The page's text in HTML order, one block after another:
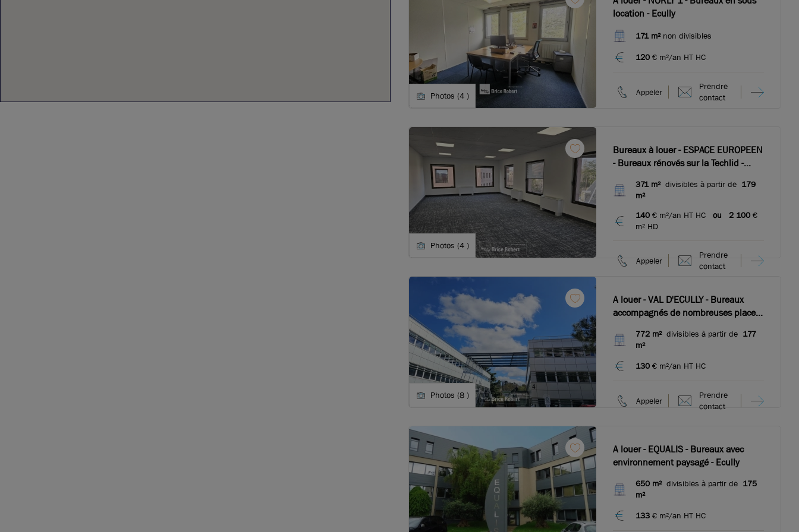
Photos (4 )
location - Ecully
171 m²non divisibles
120 € m²/an HT HC
Appeler
Prendre
contact
Photos (4 )
Bureaux à louer - ESPACE EUROPEEN
- Bureaux rénovés sur la Techlid -
371 m²divisibles à partir de 179
m²
140 € m²/an HT HC ou 2 100 €
m² HD
Appeler
Prendre
contact
Photos (8 )
A louer - VAL D'ECULLY - Bureaux
accompagnés de nombreuses places
772 m²divisibles à partir de 177
m²
130 € m²/an HT HC
Appeler
Prendre
contact
A louer - EQUALIS - Bureaux avec
environnement paysagé - Ecully
650 m²divisibles à partir de 175
m²
133 € m²/an HT HC